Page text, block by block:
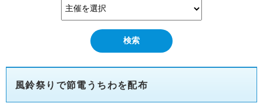
風鈴祭りで節電うちわを配布